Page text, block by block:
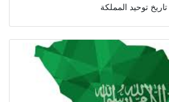
تاريخ توحيد المملكة